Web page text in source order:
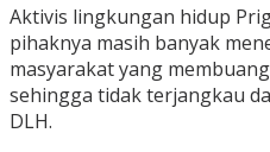
Aktivis lingkungan hidup
pihaknya masih banyak
masyarakat yang
sehingga tidak terjangkau
DLH.